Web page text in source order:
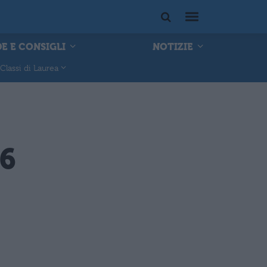
E CONSIGLI
NOTIZIE
Classi di Laurea